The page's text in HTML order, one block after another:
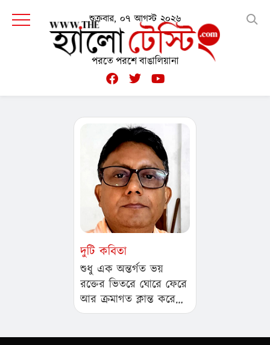
শুক্রবার, ০৭ আগস্ট ২০২৬
পরতে পরশে বাঙালিয়ানা
দুটি কবিতা
শুধু এক অন্তর্গত ভয়
রক্তের ভিতরে ঘোরে ফেরে
আর ক্রমাগত ক্লান্ত করে
দেয়…